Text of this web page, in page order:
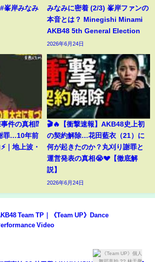
峯岸みなみ
みなみに密着 (2/3) 峯岸ファンの
本音とは？ Minegishi Minami
AKB48 5th General Election
2026年6月24日
事件の真相⁉️
罪…10年前
｜地上波・
🎬🔥【衝撃速報】AKB48史上初
の契約解除…花田藍衣（21）に
何が起きたのか？丸刈り謝罪と
運営発表の真相😭💔【徹底解
説】
2026年6月24日
Team TP｜《Team UP》Dance
Video